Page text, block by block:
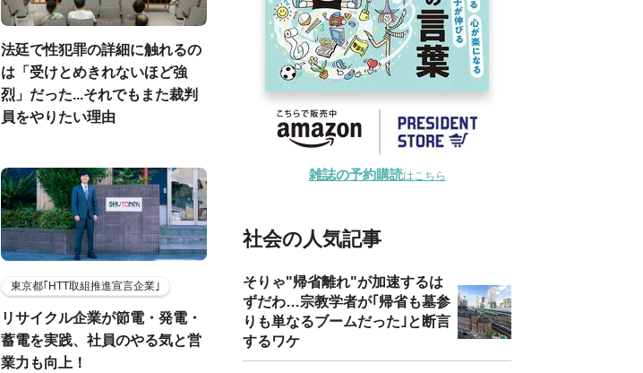
法廷で性犯罪の詳細に触れるの
は「受けとめきれないほど強
烈」だった...それでもまた裁判
員をやりたい理由
東京都｢HTT取組推進宣言企業｣
リサイクル企業が節電・発電・
蓄電を実践、社員のやる気と営
業力も向上！
雑誌の予約購読はこちら
社会の人気記事
そりゃ"帰省離れ"が加速するは
ずだわ…宗教学者が｢帰省も墓参
りも単なるブームだった｣と断言
するワケ